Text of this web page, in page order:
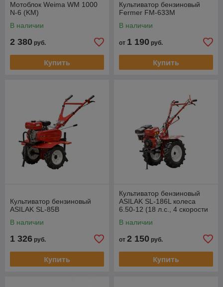
Мотоблок Weima WM 1000
N-6 (KM)
В наличии
2 380 руб.
Купить
Культиватор бензиновый
Fermer FM-633М
В наличии
от 1 190 руб.
Купить
Культиватор бензиновый
ASILAK SL-85B
В наличии
1 326 руб.
Купить
Культиватор бензиновый
ASILAK SL-186L колеса
6.50-12 (18 л.с., 4 скорости
СКОРОСТЬ
В наличии
от 2 150 руб.
Купить